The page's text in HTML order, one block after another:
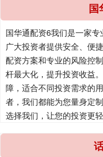
国
国华通配资6我们是一家
广大投资者提供安全、便
配资方案和专业的风险控
杆最大化，提升投资收益
障，适合不同投资需求的
者，我们都能为您量身定
选择我们，让您的投资更轻